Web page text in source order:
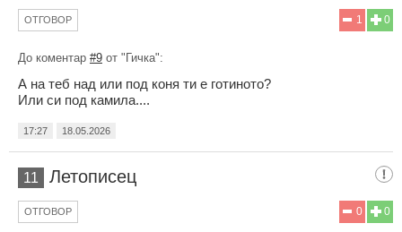
0
1
ОТГОВОР
До коментар #9 от "Гичка":
А на теб над или под коня ти е готиното?
Или си под камила....
17:27 18.05.2026
11 Летописец
0
0
ОТГОВОР